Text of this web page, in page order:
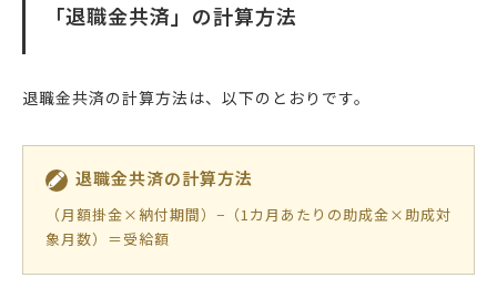
「退職金共済」の計算方法
退職金共済の計算方法は、以下のとおりです。
退職金共済の計算方法
（月額掛金×納付期間）−（1カ月あたりの助成金×助成対
象月数）＝受給額